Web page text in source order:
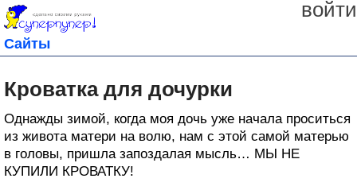
войти
Сайты
Кроватка для дочурки
Однажды зимой, когда моя дочь уже начала проситься
из живота матери на волю, нам с этой самой матерью
в головы, пришла запоздалая мысль… МЫ НЕ
КУПИЛИ КРОВАТКУ!